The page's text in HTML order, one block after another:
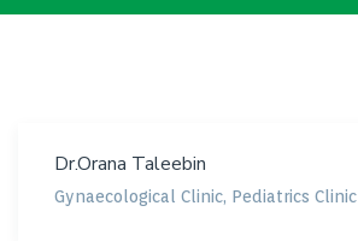
Dr.Orana Taleebin
Gynaecological Clinic, Pediatrics Clinic